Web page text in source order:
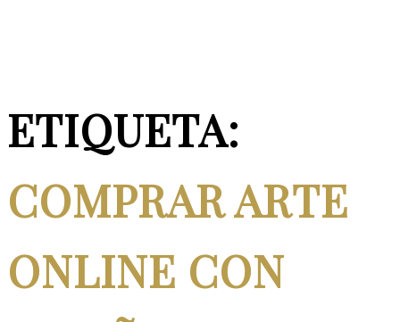
ETIQUETA:
COMPRAR ARTE
ONLINE CON